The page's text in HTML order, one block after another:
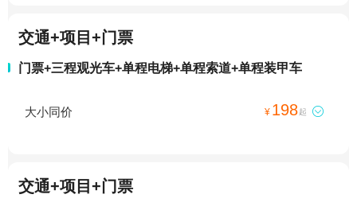
交通+项目+门票
门票+三程观光车+单程电梯+单程索道+单程装甲车
大小同价 ¥ 198起 
交通+项目+门票